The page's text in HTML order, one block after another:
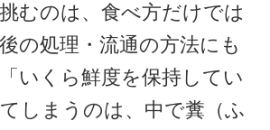
むのは、食べ方だけでは
の処理・流通の方法にも
いくら鮮度を保持してい
しまうのは、中で糞（ふ